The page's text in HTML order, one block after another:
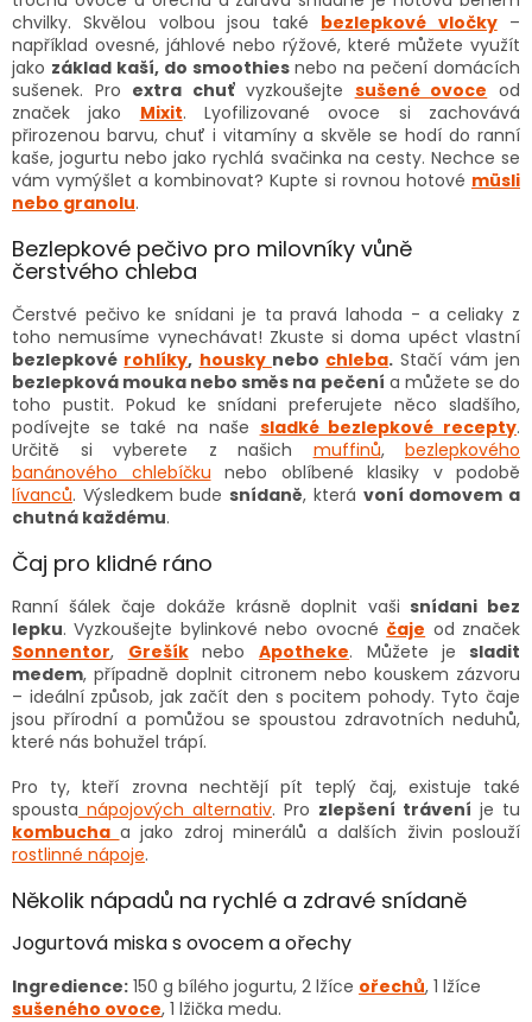
chvilky. Skvělou volbou jsou také bezlepkové vločky–
například ovesné, jáhlové nebo rýžové, které můžete využít
jako základ kaší, do smoothiesnebo na pečení domácích
sušenek. Pro extra chuťvyzkoušejte sušené ovoce od
značek jako Mixit. Lyofilizované ovoce si zachovává
přirozenou barvu, chuť i vitamíny a skvěle se hodí do ranní
kaše, jogurtu nebo jako rychlá svačinka na cesty. Nechce se
vám vymýšlet a kombinovat? Kupte si rovnou hotové müsli
nebo granolu.
Bezlepkové pečivo pro milovníky vůně
čerstvého chleba
Čerstvé pečivo ke snídani je ta pravá lahoda - a celiaky z
toho nemusíme vynechávat! Zkuste si doma upéct vlastní
bezlepkové rohlíky, housky nebo chleba. Stačí vám jen
bezlepková mouka nebo směs na pečení a můžete se do
toho pustit. Pokud ke snídani preferujete něco sladšího,
podívejte se také na naše sladké bezlepkové recepty.
Určitě si vyberete z našich muffinů, bezlepkového
banánového chlebíčku nebo oblíbené klasiky v podobě
lívanců. Výsledkem budesnídaně, která voní domovem a
chutná každému.
Čaj pro klidné ráno
Ranní šálek čaje dokáže krásně doplnit vaši snídani bez
lepku. Vyzkoušejte bylinkové nebo ovocné čaje od značek
Sonnentor, GrešíkneboApotheke. Můžete je sladit
medem, případně doplnit citronem nebo kouskem zázvoru
– ideální způsob, jak začít den s pocitem pohody. Tyto čaje
jsou přírodní a pomůžou se spoustou zdravotních neduhů,
které nás bohužel trápí.
Pro ty, kteří zrovna nechtějí pít teplý čaj, existuje také
spousta nápojových alternativ. Pro zlepšení trávení je tu
kombucha a jako zdroj minerálů a dalších živin poslouží
rostlinné nápoje.
Několik nápadů na rychlé a zdravé snídaně
Jogurtová miska s ovocem a ořechy
Ingredience: 150 g bílého jogurtu, 2 lžíce ořechů, 1 lžíce
sušeného ovoce, 1 lžička medu.